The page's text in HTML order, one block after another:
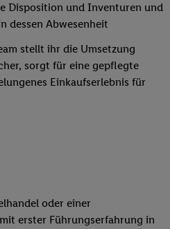
Disposition und Inventuren und
dessen Abwesenheit
stellt ihr die Umsetzung
sorgt für eine gepflegte
Einkaufserlebnis für
oder einer
erster Führungserfahrung in